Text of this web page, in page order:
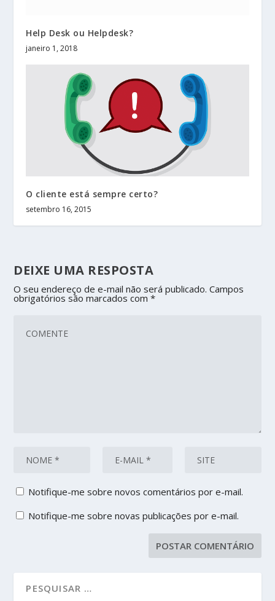
Help Desk ou Helpdesk?
janeiro 1, 2018
O cliente está sempre certo?
setembro 16, 2015
DEIXE UMA RESPOSTA
O seu endereço de e-mail não será publicado. Campos
obrigatórios são marcados com*
Notifique-me sobre novos comentários por e-mail.
Notifique-me sobre novas publicações por e-mail.